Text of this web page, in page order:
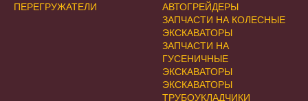
ПЕРЕГРУЖАТЕЛИ
АВТОГРЕЙДЕРЫ
ЗАПЧАСТИ НА КОЛЕСНЫЕ
ЭКСКАВАТОРЫ
ЗАПЧАСТИ НА
ГУСЕНИЧНЫЕ
ЭКСКАВАТОРЫ
ЭКСКАВАТОРЫ
ТРУБОУКЛАДЧИКИ